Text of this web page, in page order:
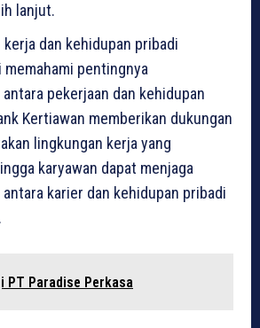
lanjut.
kerja dan kehidupan pribadi
memahami pentingnya
pekerjaan dan kehidupan
Kertiawan memberikan dukungan
lingkungan kerja yang
karyawan dapat menjaga
karier dan kehidupan pribadi
PT Paradise Perkasa